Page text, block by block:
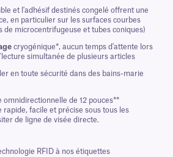
et l'adhésif destinés congelé offrent une
en particulier sur les surfaces courbes
de microcentrifugeuse et tubes coniques)
cryogénique*, aucun temps d'attente lors
simultanée de plusieurs articles
en toute sécurité dans des bains-marie
omnidirectionnelle de 12 pouces**
rapide, facile et précise sous tous les
de ligne de visée directe.
RFID à nos étiquettes